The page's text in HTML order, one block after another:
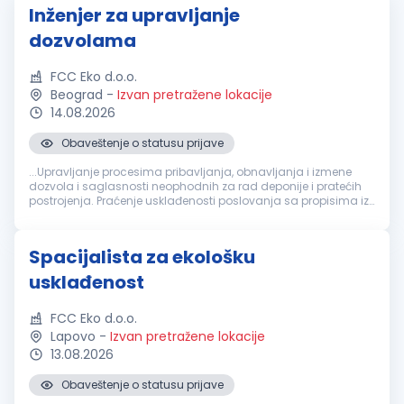
Inženjer za upravljanje
dozvolama
FCC Eko d.o.o.
Beograd - Izvan pretražene lokacije
14.08.2026
Obaveštenje o statusu prijave
...Upravljanje procesima pribavljanja, obnavljanja i izmene
dozvola i saglasnosti neophodnih za rad deponije i pratećih
postrojenja. Praćenje usklađenosti poslovanja sa propisima iz
Spacijalista za ekološku
usklađenost
FCC Eko d.o.o.
Lapovo - Izvan pretražene lokacije
13.08.2026
Obaveštenje o statusu prijave